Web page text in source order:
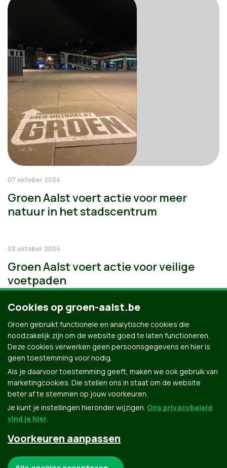
07 oktober 2024
Groen Aalst voert actie voor meer
natuur in het stadscentrum
02 oktober 2024
Groen Aalst voert actie voor veilige
voetpaden
Groen.be
Cookies op groen-aalst.be
Groen gebruikt functionele en analytische cookies die
noodzakelijk zijn om de website goed te laten functioneren.
Deze cookies verwerken geen persoonsgegevens en hier is
geen toestemming voor nodig.
Als je daarvoor toestemming geeft, maken we ook gebruik van
marketingcookies. Die stellen ons in staat om de website
beter af te stemmen op jouw voorkeuren.
Je kunt je instellingen hieronder wijzigen. Ons privacybeleid
vind je hier.
Voorkeuren aanpassen